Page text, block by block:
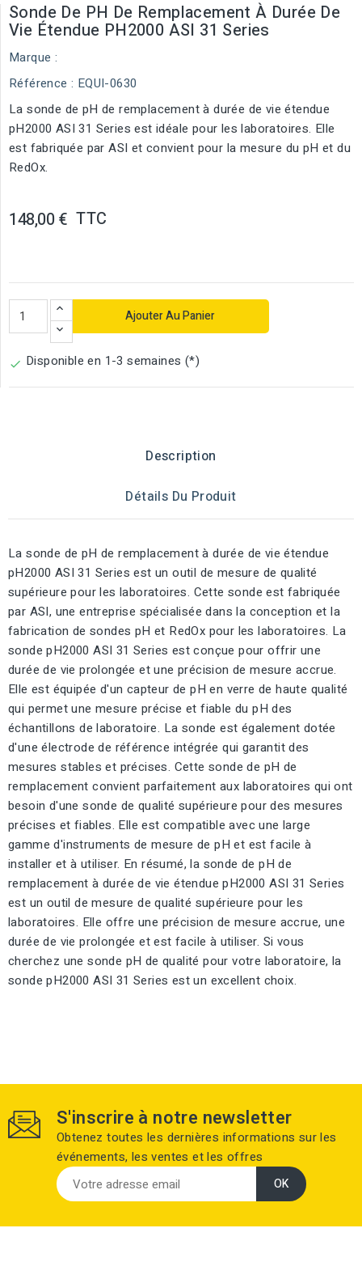
Sonde De PH De Remplacement À Durée De
Vie Étendue PH2000 ASI 31 Series
Marque :
Référence : EQUI-0630
La sonde de pH de remplacement à durée de vie étendue
pH2000 ASI 31 Series est idéale pour les laboratoires. Elle
est fabriquée par ASI et convient pour la mesure du pH et du
RedOx.
148,00 € TTC
Ajouter Au Panier
 Disponible en 1-3 semaines (*)
Description
Détails Du Produit
La sonde de pH de remplacement à durée de vie étendue
pH2000 ASI 31 Series est un outil de mesure de qualité
supérieure pour les laboratoires. Cette sonde est fabriquée
par ASI, une entreprise spécialisée dans la conception et la
fabrication de sondes pH et RedOx pour les laboratoires. La
sonde pH2000 ASI 31 Series est conçue pour offrir une
durée de vie prolongée et une précision de mesure accrue.
Elle est équipée d'un capteur de pH en verre de haute qualité
qui permet une mesure précise et fiable du pH des
échantillons de laboratoire. La sonde est également dotée
d'une électrode de référence intégrée qui garantit des
mesures stables et précises. Cette sonde de pH de
remplacement convient parfaitement aux laboratoires qui ont
besoin d'une sonde de qualité supérieure pour des mesures
précises et fiables. Elle est compatible avec une large
gamme d'instruments de mesure de pH et est facile à
installer et à utiliser. En résumé, la sonde de pH de
remplacement à durée de vie étendue pH2000 ASI 31 Series
est un outil de mesure de qualité supérieure pour les
laboratoires. Elle offre une précision de mesure accrue, une
durée de vie prolongée et est facile à utiliser. Si vous
cherchez une sonde pH de qualité pour votre laboratoire, la
sonde pH2000 ASI 31 Series est un excellent choix.
S'inscrire à notre newsletter
Obtenez toutes les dernières informations sur les
événements, les ventes et les offres